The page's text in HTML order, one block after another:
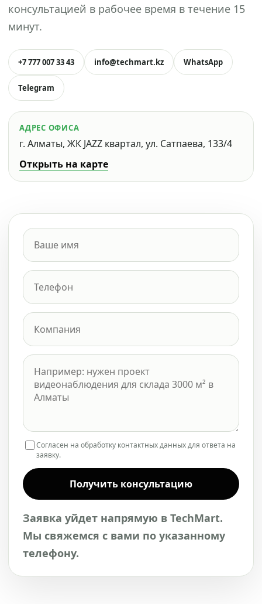
консультацией в рабочее время в течение 15
минут.
+7 777 007 33 43 info@techmart.kz WhatsApp
Telegram
АДРЕС ОФИСА
г. Алматы, ЖК JAZZ квартал, ул. Сатпаева, 133/4
Открыть на карте
Согласен на обработку контактных данных для ответа на
заявку.
Получить консультацию
Заявка уйдет напрямую в TechMart.
Мы свяжемся с вами по указанному
телефону.